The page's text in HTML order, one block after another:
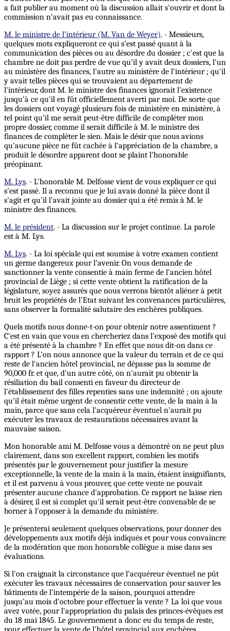
a fait publier au moment où la discussion allait s'ouvrir et dont la
commission n'avait pas eu connaissance.
M. le ministre de l’intérieur (M. Van de Weyer). - Messieurs,
quelques mots expliqueront ce qui s'est passé quant à la
communication des pièces ou au désordre du dossier ; c'est que la
chambre ne doit pas perdre de vue qu'il y avait deux dossiers, l'un
au ministère des finances, l'autre au ministère de l'intérieur ; qu'il
y avait telles pièces qui se trouvaient au département de
l'intérieur, dont M. le ministre des finances ignorait l'existence
jusqu'à ce qu'il en fût officiellement averti par moi. De sorte que
les dossiers ont voyagé plusieurs fois de ministère en ministère, à
tel point qu'il me serait peut-être difficile de compléter mon
propre dossier, comme il serait difficile à M. le ministre des
finances de compléter le sien. Mais le désir que nous avions
qu'aucune pièce ne fût cachée à l'appréciation de la chambre, a
produit le désordre apparent dont se plaint l'honorable
préopinant.
M. Lys. - L'honorable M. Delfosse vient de vous expliquer ce qui
s'est passé. Il a reconnu que je lui avais donné la pièce dont il
s'agit et qu'il l'avait jointe au dossier qui a été remis à M. le
ministre des finances.
M. le président. - La discussion sur le projet continue. La parole
est à M. Lys.
M. Lys. - La loi spéciale qui est soumise à votre examen contient
un germe dangereux pour l'avenir. On vous demande de
sanctionner la vente consentie à main ferme de l'ancien hôtel
provincial de Liège ; si cette vente obtient la ratification de la
législature, soyez assurés que nous verrons bientôt aliéner à petit
bruit les propriétés de l'Etat suivant les convenances particulières,
sans observer la formalité salutaire des enchères publiques.
Quels motifs nous donne-t-on pour obtenir notre assentiment ?
C'est en vain que vous en chercheriez dans l'exposé des motifs qui
a été présenté à la chambre ? En effet que nous dit-on dans ce
rapport ? L'on nous annonce que la valeur du terrain et de ce qui
reste de l'ancien hôtel provincial, ne dépasse pas la somme de
90,000 fr. et que, d'un autre côté, on n'aurait pu obtenir la
résiliation du bail consenti en faveur du directeur de
l'établissement des filles repenties sans une indemnité ; on ajoute
qu'il était même urgent de consentir cette vente, de la main à la
main, parce que sans cela l'acquéreur éventuel n'aurait pu
exécuter les travaux de restaurations nécessaires avant la
mauvaise saison.
Mon honorable ami M. Delfosse vous a démontré on ne peut plus
clairement, dans son excellent rapport, combien les motifs
présentés par le gouvernement pour justifier la mesure
exceptionnelle, la vente de la main à la main, étaient insignifiants,
et il est parvenu à vous prouver, que cette vente ne pouvait
présenter aucune chance d'approbation. Ce rapport ne laisse rien
à désirer, il est si complet qu'il serait peut-être convenable de se
borner à l'opposer à la demande du ministère.
Je présenterai seulement quelques observations, pour donner des
développements aux motifs déjà indiqués et pour vous convaincre
de la modération que mon honorable collègue a mise dans ses
évaluations.
Si l'on craignait la circonstance que l'acquéreur éventuel ne pût
exécuter les travaux nécessaires de conservation pour sauver les
bâtiments de l'intempérie de la saison, pourquoi attendre
jusqu'au mois d'octobre pour effectuer la vente ? La loi que vous
avez votée, pour l'appropriation du palais des princes-évêques est
du 18 mai 1845. Le gouvernement a donc eu du temps de reste,